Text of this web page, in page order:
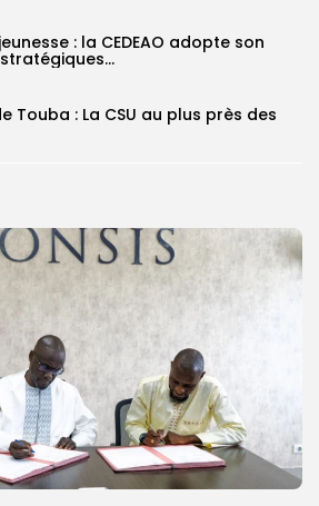
: la CEDEAO adopte son
Touba : La CSU au plus près des